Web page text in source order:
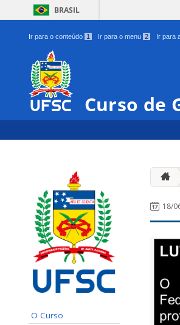
BRASIL
Ir para o conteúdo 1 Ir para o menu 2 Ir para
Curso de
O Curso
18/